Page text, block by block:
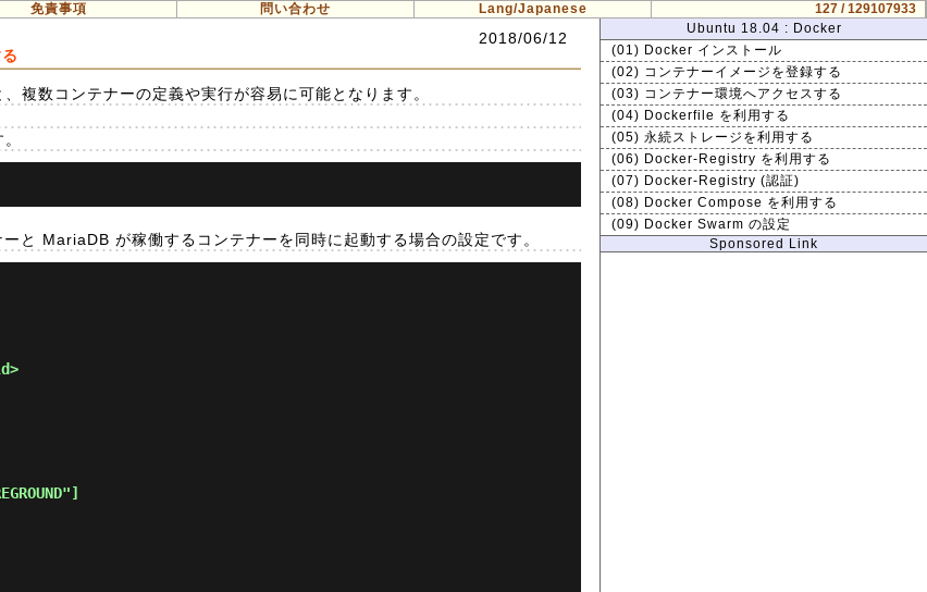
免責事項 問い合わせ Lang/Japanese
127 / 129107933
2018/06/12
複数コンテナーの定義や実行が容易に可能となります。
と MariaDB が稼働するコンテナーを同時に起動する場合の設定です。
Ubuntu 18.04 : Docker
(01) Docker インストール
(02) コンテナーイメージを登録する
(03) コンテナー環境へアクセスする
(04) Dockerfile を利用する
(05) 永続ストレージを利用する
(06) Docker-Registry を利用する
(07) Docker-Registry (認証)
(08) Docker Compose を利用する
(09) Docker Swarm の設定
Sponsored Link